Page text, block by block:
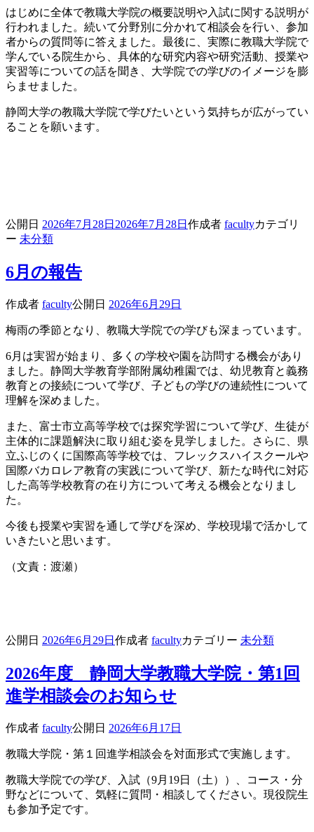
はじめに全体で教職大学院の概要説明や入試に関する説明が
行われました。続いて分野別に分かれて相談会を行い、参加
者からの質問等に答えました。最後に、実際に教職大学院で
学んでいる院生から、具体的な研究内容や研究活動、授業や
実習等についての話を聞き、大学院での学びのイメージを膨
らませました。
静岡大学の教職大学院で学びたいという気持ちが広がってい
ることを願います。
公開日 2026年7月28日 2026年7月28日 作成者 facultyカテゴリ
ー 未分類
6月の報告
作成者 faculty公開日 2026年6月29日
梅雨の季節となり、教職大学院での学びも深まっています。
6月は実習が始まり、多くの学校や園を訪問する機会があり
ました。静岡大学教育学部附属幼稚園では、幼児教育と義務
教育との接続について学び、子どもの学びの連続性について
理解を深めました。
また、富士市立高等学校では探究学習について学び、生徒が
主体的に課題解決に取り組む姿を見学しました。さらに、県
立ふじのくに国際高等学校では、フレックスハイスクールや
国際バカロレア教育の実践について学び、新たな時代に対応
した高等学校教育の在り方について考える機会となりまし
た。
今後も授業や実習を通して学びを深め、学校現場で活かして
いきたいと思います。
（文責：渡瀬）
公開日 2026年6月29日 作成者 facultyカテゴリー 未分類
2026年度 静岡大学教職大学院・第1回
進学相談会のお知らせ
作成者 faculty公開日 2026年6月17日
教職大学院・第１回進学相談会を対面形式で実施します。
教職大学院での学び、入試（9月19日（土））、コース・分
野などについて、気軽に質問・相談してください。現役院生
も参加予定です。